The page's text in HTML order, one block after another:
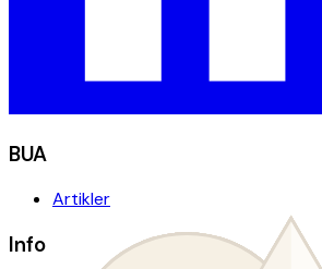
BUA
Artikler
Info